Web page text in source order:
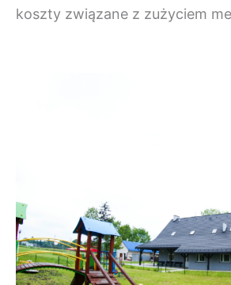
koszty związane z zużyciem